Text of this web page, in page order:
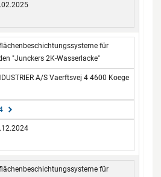
für
"Junckers 2K-Wasserlacke"
A/S Vaerftsvej 4 4600 Koege
für